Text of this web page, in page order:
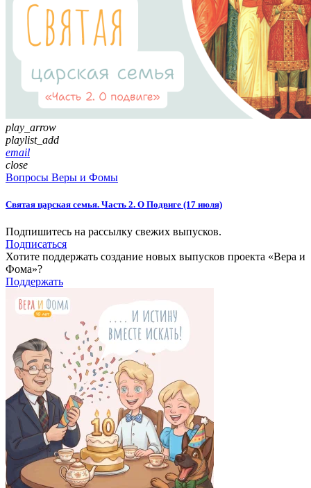
play_arrow
playlist_add
email
close
Вопросы Веры и Фомы
Святая царская семья. Часть 2. О Подвиге (17 июля)
Подпишитесь на рассылку свежих выпусков.
Подписаться
Хотите поддержать создание новых выпусков проекта «Вера и
Фома»?
Поддержать